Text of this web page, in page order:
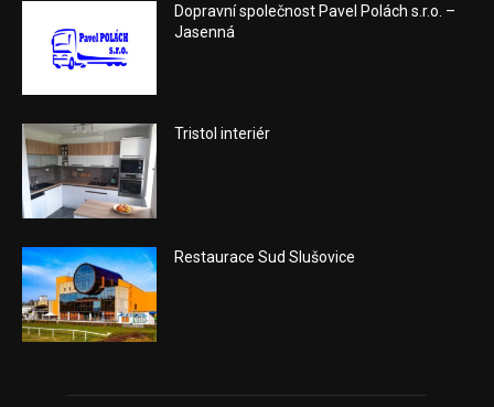
Dopravní společnost Pavel Polách s.r.o. –
Jasenná
Tristol interiér
Restaurace Sud Slušovice